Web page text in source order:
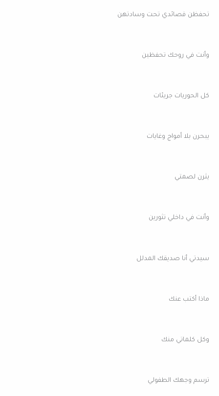
تحفظن قصائدي تحت وسادتهن
وأنت في روحك تحفظين
كل الحوريات جريئات
يبحرن بلا أمواج وغايات
يثرن لصمتي
وأنت في داخلي تثورين
سيدتي أنا صديقك المدلل
ماذا أكتب عنك
وكل كلماتي منك
ترسم وجهك الطفولي